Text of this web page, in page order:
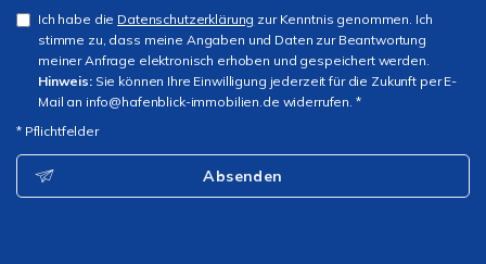
Ich habe die Datenschutzerklärung zur Kenntnis genommen. Ich
stimme zu, dass meine Angaben und Daten zur Beantwortung
meiner Anfrage elektronisch erhoben und gespeichert werden.
Hinweis:Sie können Ihre Einwilligung jederzeit für die Zukunft per E-
Mail an info@hafenblick-immobilien.de widerrufen. *
* Pflichtfelder
Absenden